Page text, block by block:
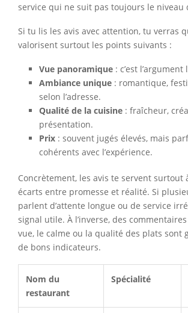
service qui ne suit pas toujours le niveau
Si tu lis les avis avec attention, tu verras
valorisent surtout les points suivants :
Vue panoramique : c’est
Ambiance unique : romantique,
selon l’adresse.
Qualité de la cuisine : fraîcheur,
présentation.
Prix : souvent jugés élevés, mais
cohérents avec l’expérience.
Concrètement, les avis te servent surtout
écarts entre promesse et réalité. Si
parlent d’attente longue ou de service
signal utile. À l’inverse, des
vue, le calme ou la qualité des plats sont
de bons indicateurs.
Nom du
restaurant
Spécialité